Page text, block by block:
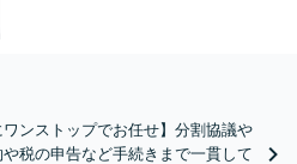
ワンストップでお任せ】分割協議や
税の申告など手続きまで一貫して